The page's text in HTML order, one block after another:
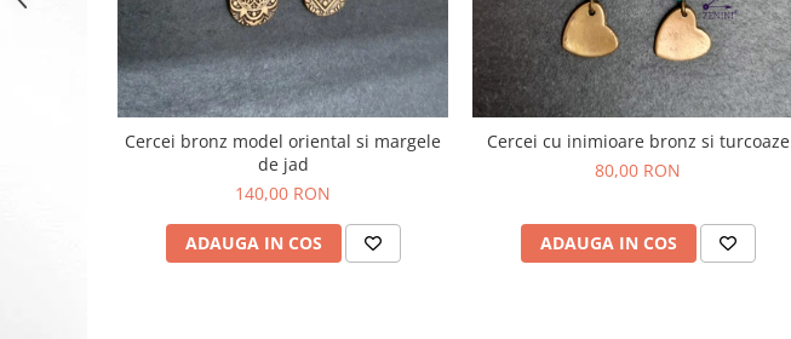
Cercei bronz model oriental si margele
de jad
140,00 RON
ADAUGA IN COS
Cercei cu inimioare bronz si turcoaze
80,00 RON
ADAUGA IN COS